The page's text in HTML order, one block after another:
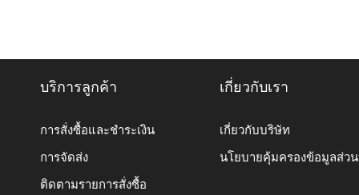
บริการลูกค้า
การสั่งซื้อและชำระเงิน
การจัดส่ง
ติดตามรายการสั่งซื้อ
เกี่ยวกับเรา
เกี่ยวกับบริษัท
นโยบายคุ้มครองข้อมูลส่ว